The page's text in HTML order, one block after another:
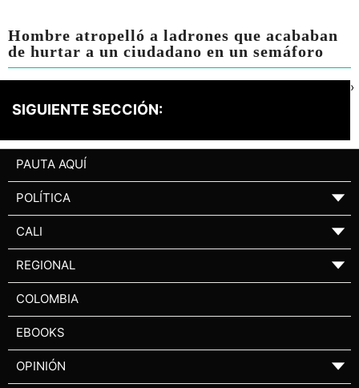
Hombre atropelló a ladrones que acababan
de hurtar a un ciudadano en un semáforo
SIGUIENTE SECCIÓN:
›
PAUTA AQUÍ
POLÍTICA ▼
CALI ▼
REGIONAL ▼
COLOMBIA
EBOOKS
OPINIÓN ▼